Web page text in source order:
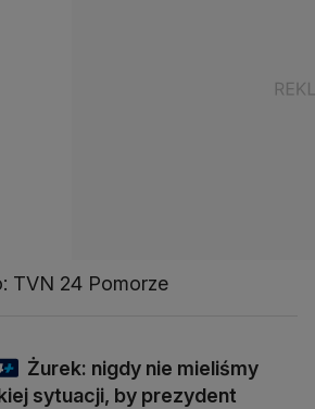
TVN 24 Pomorze
Żurek: nigdy nie mieliśmy
sytuacji, by prezydent